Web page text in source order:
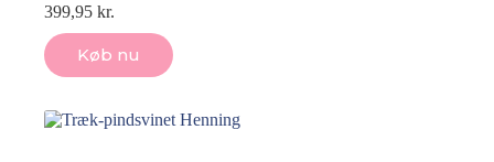
399,95 kr.
Køb nu